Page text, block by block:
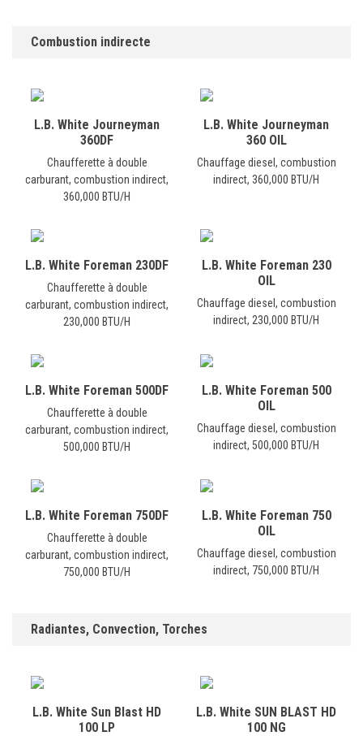
Combustion indirecte
L.B. White Journeyman
360DF
Chaufferette à double
carburant, combustion indirect,
360,000 BTU/H
L.B. White Journeyman
360 OIL
Chauffage diesel, combustion
indirect, 360,000 BTU/H
L.B. White Foreman 230DF
Chaufferette à double
carburant, combustion indirect,
230,000 BTU/H
L.B. White Foreman 230
OIL
Chauffage diesel, combustion
indirect, 230,000 BTU/H
L.B. White Foreman 500DF
Chaufferette à double
carburant, combustion indirect,
500,000 BTU/H
L.B. White Foreman 500
OIL
Chauffage diesel, combustion
indirect, 500,000 BTU/H
L.B. White Foreman 750DF
Chaufferette à double
carburant, combustion indirect,
750,000 BTU/H
L.B. White Foreman 750
OIL
Chauffage diesel, combustion
indirect, 750,000 BTU/H
Radiantes, Convection, Torches
L.B. White Sun Blast HD
100 LP
L.B. White SUN BLAST HD
100 NG